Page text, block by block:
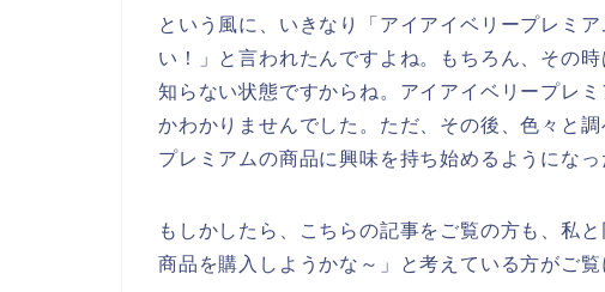
という風に、いきなり「アイアイベリープレミ
い！」と言われたんですよね。もちろん、その
知らない状態ですからね。アイアイベリープレ
かわかりませんでした。ただ、その後、色々と
プレミアムの商品に興味を持ち始めるようになっ
もしかしたら、こちらの記事をご覧の方も、私
商品を購入しようかな～」と考えている方がご